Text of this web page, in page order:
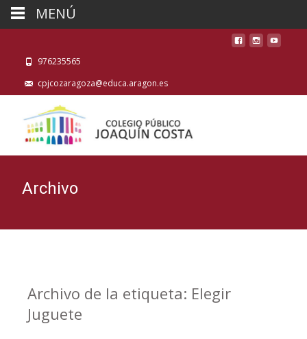
976235565
cpjcozaragoza@educa.aragon.es
Archivo
Archivo de la etiqueta: Elegir
Juguete
MENÚ